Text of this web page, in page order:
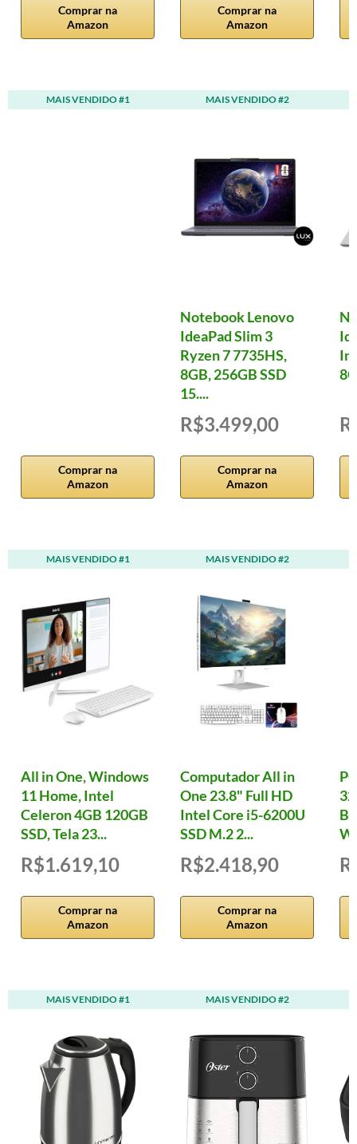
Comprar na
Amazon
Comprar na
Amazon
MAIS VENDIDO #1
Comprar na
Amazon
MAIS VENDIDO #2
Notebook Lenovo
IdeaPad Slim 3
Ryzen 7 7735HS,
8GB, 256GB SSD
15....
R$3.499,00
Comprar na
Amazon
MAIS VENDIDO #1
All in One, Windows
11 Home, Intel
Celeron 4GB 120GB
SSD, Tela 23...
R$1.619,10
Comprar na
Amazon
MAIS VENDIDO #2
Computador All in
One 23.8" Full HD
Intel Core i5-6200U
SSD M.2 2...
R$2.418,90
Comprar na
Amazon
MAIS VENDIDO #1 MAIS VENDIDO #2